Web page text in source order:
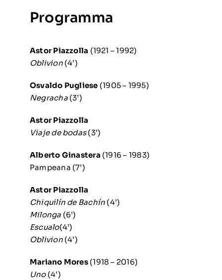
Programma
Astor Piazzolla (1921 – 1992)
Oblivion(4’)
Osvaldo Pugliese (1905 – 1995)
Negracha(3’)
Astor Piazzolla
Viaje de bodas(3’)
Alberto Ginastera (1916 – 1983)
Pampeana (7’)
Astor Piazzolla
Chiquilín de Bachín (4’)
Milonga (6’)
Escualo(4’)
Oblivion(4’)
Mariano Mores(1918 – 2016)
Uno(4’)